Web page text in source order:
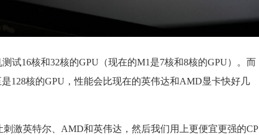
试16核和32核的GPU（现在的M1是7核和8核的GPU）。而
128核的GPU，性能会比现在的英伟达和AMD显卡快好几
刺激英特尔、AMD和英伟达，然后我们用上更便宜更强的CP